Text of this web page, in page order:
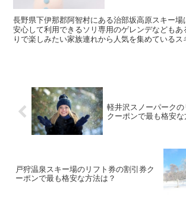
長野県下伊那郡阿智村にある治部坂高原スキー場
安心して利用できるソリ専用のゲレンデなどもあ
りで楽しみたい家族連れから人気を集めているス
軽井沢スノーパーク
クーポンで最も格安な
戸狩温泉スキー場のリフト券の割引券ク
ーポンで最も格安な方法は？